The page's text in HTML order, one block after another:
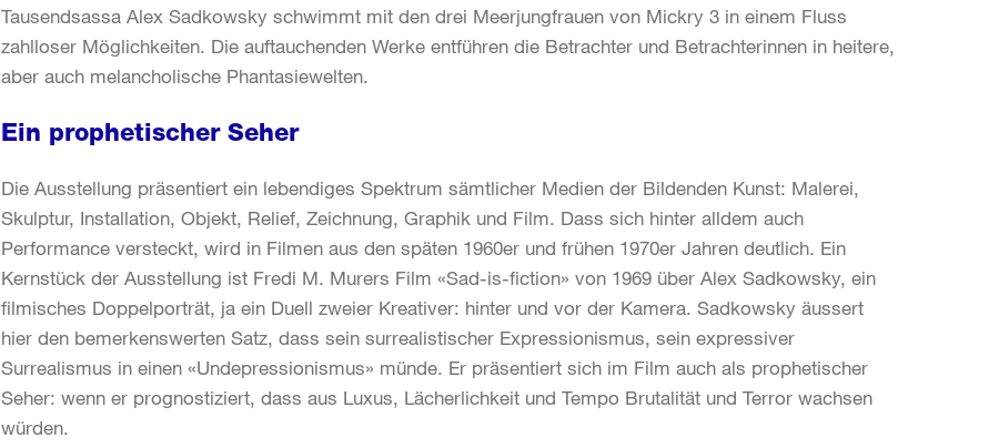
Tausendsassa Alex Sadkowsky schwimmt mit den drei Meerjungfrauen von Mickry 3 in einem Fluss
zahlloser Möglichkeiten. Die auftauchenden Werke entführen die Betrachter und Betrachterinnen in heitere,
aber auch melancholische Phantasiewelten.
Ein prophetischer Seher
Die Ausstellung präsentiert ein lebendiges Spektrum sämtlicher Medien der Bildenden Kunst: Malerei,
Skulptur, Installation, Objekt, Relief, Zeichnung, Graphik und Film. Dass sich hinter alldem auch
Performance versteckt, wird in Filmen aus den späten 1960er und frühen 1970er Jahren deutlich. Ein
Kernstück der Ausstellung ist Fredi M. Murers Film «Sad-is-fiction» von 1969 über Alex Sadkowsky, ein
filmisches Doppelporträt, ja ein Duell zweier Kreativer: hinter und vor der Kamera. Sadkowsky äussert
hier den bemerkenswerten Satz, dass sein surrealistischer Expressionismus, sein expressiver
Surrealismus in einen «Undepressionismus» münde. Er präsentiert sich im Film auch als prophetischer
Seher: wenn er prognostiziert, dass aus Luxus, Lächerlichkeit und Tempo Brutalität und Terror wachsen
würden.